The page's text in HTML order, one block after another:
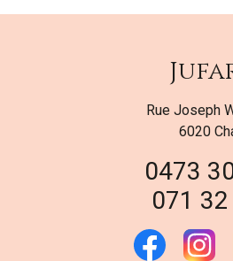
Rue Joseph
6020
0473
071